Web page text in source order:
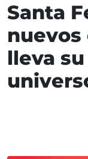
Santa
nuevos
lleva